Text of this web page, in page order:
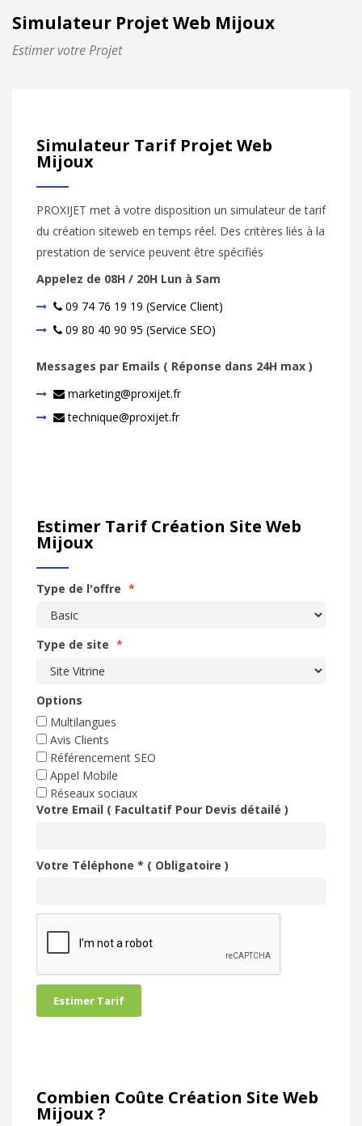
Simulateur Projet Web Mijoux
Estimer votre Projet
Simulateur Tarif Projet Web
Mijoux
PROXIJET met à votre disposition un simulateur de tarif
du création siteweb en temps réel. Des critères liés à la
prestation de service peuvent être spécifiés
Appelez de 08H / 20H Lun à Sam
09 74 76 19 19 (Service Client)
09 80 40 90 95 (Service SEO)
Messages par Emails ( Réponse dans 24H max )
marketing@proxijet.fr
technique@proxijet.fr
Estimer Tarif Création Site Web
Mijoux
Type de l'offre *
Type de site *
Options
Multilangues
Avis Clients
Référencement SEO
Appel Mobile
Réseaux sociaux
Votre Email ( Facultatif Pour Devis détailé )
Votre Téléphone * ( Obligatoire )
Estimer Tarif
Combien Coûte Création Site Web
Mijoux ?